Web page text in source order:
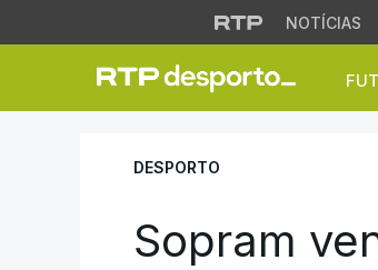
NOTÍCIAS
Sopram
DESPORTO
Sopram